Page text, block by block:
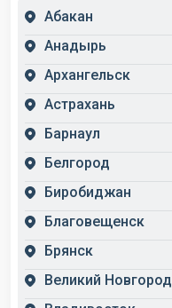
Абакан
Анадырь
Архангельск
Астрахань
Барнаул
Белгород
Биробиджан
Благовещенск
Брянск
Великий Новгород